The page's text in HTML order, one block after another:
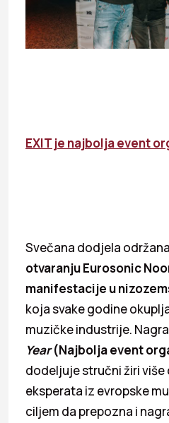
EXIT je najbolja event
Svečana dodjela
otvaranju Eurosonic
manifestacije u
koja svake godine
muzičke industrije.
Year(Najbolja event
dodeljuje stručni žiri
eksperata iz evropske
ciljem da prepozna i